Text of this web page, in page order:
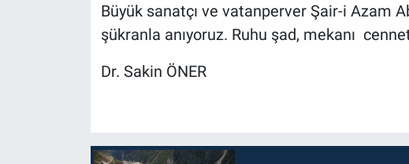
Büyük sanatçı ve vatanperver Şair-i Azam
şükranla anıyoruz. Ruhu şad, mekanı
Dr. Sakin ÖNER